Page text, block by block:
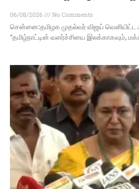
06/08/2026
No Comments
சென்னை:தமிழக முதல்வர் விஜய் வெளியிட்ட
“தமிழ்நாட்டின் வளர்ச்சியை இலக்காகவும்,